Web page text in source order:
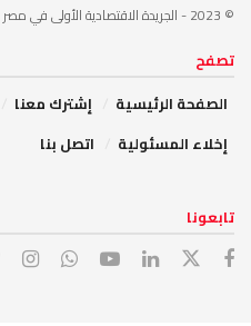
© 2023 - الجريدة الاقتصادية الأولى في مصر
تصفح
الصفحة الرئيسية
إشترك معنا
إخلاء المسئولية
اتصل بنا
تابعونا